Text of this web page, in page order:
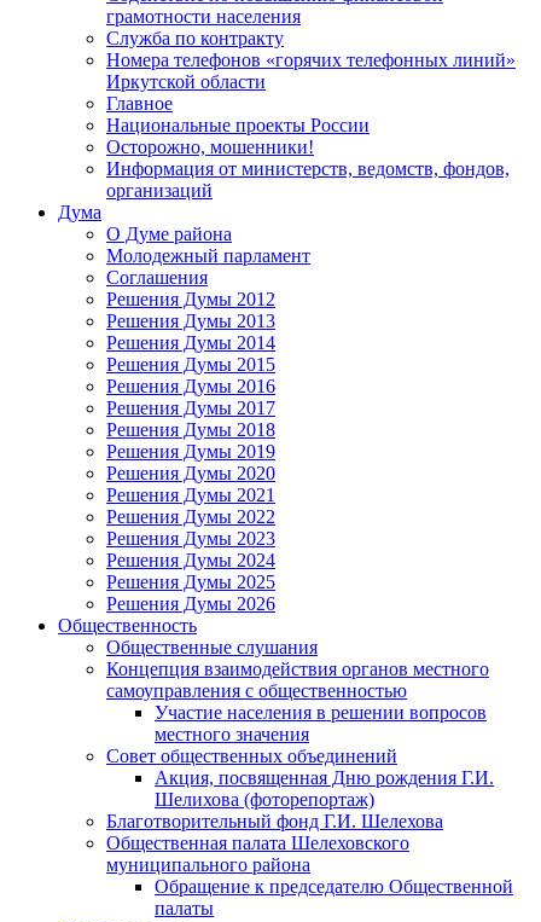
грамотности населения
Служба по контракту
Номера телефонов «горячих телефонных линий»
Иркутской области
Главное
Национальные проекты России
Осторожно, мошенники!
Информация от министерств, ведомств, фондов,
организаций
Дума
О Думе района
Молодежный парламент
Соглашения
Решения Думы 2012
Решения Думы 2013
Решения Думы 2014
Решения Думы 2015
Решения Думы 2016
Решения Думы 2017
Решения Думы 2018
Решения Думы 2019
Решения Думы 2020
Решения Думы 2021
Решения Думы 2022
Решения Думы 2023
Решения Думы 2024
Решения Думы 2025
Решения Думы 2026
Общественность
Общественные слушания
Концепция взаимодействия органов местного
самоуправления с общественностью
Участие населения в решении вопросов
местного значения
Совет общественных объединений
Акция, посвященная Дню рождения Г.И.
Шелихова (фоторепортаж)
Благотворительный фонд Г.И. Шелехова
Общественная палата Шелеховского
муниципального района
Обращение к председателю Общественной
палаты